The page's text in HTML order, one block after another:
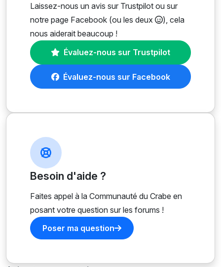
Laissez-nous un avis sur Trustpilot ou sur
notre page Facebook (ou les deux
), cela
nous aiderait beaucoup !
Évaluez-nous sur Trustpilot
Évaluez-nous sur Facebook
Besoin d'aide ?
Faites appel à la Communauté du Crabe en
posant votre question sur les forums !
Poser ma question